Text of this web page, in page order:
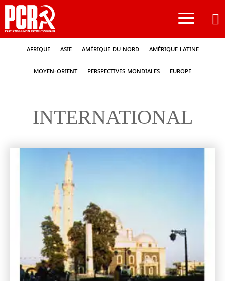
≡
Afrique Asie Amérique du nord Amérique latine
Moyen-Orient Perspectives mondiales Europe
INTERNATIONAL